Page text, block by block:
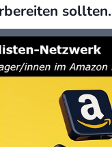
sollten.